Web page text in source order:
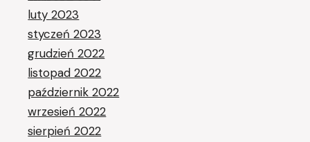
luty 2023
styczeń 2023
grudzień 2022
listopad 2022
październik 2022
wrzesień 2022
sierpień 2022